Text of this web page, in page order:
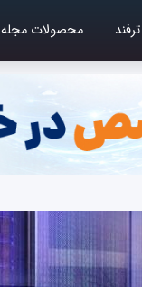
ترفند محصولات مجله